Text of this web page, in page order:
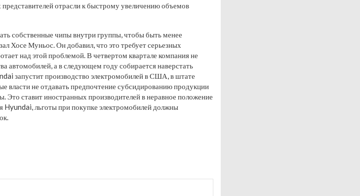
отрасли к быстрому увеличению объемов
собственные чипы внутри группы, чтобы быть менее
Хосе Муньос. Он добавил, что это требует серьезных
над этой проблемой. В четвертом квартале компания не
автомобилей, а в следующем году собирается наверстать
запустит производство электромобилей в США, в штате
власти не отдавать предпочтение субсидированию продукции
Это ставит иностранных производителей в неравное положение
Hyundai, льготы при покупке электромобилей должны